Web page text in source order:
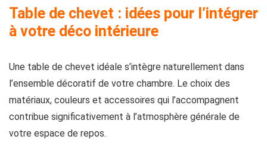
Table de chevet : idées pour l’intégrer
à votre déco intérieure
Une table de chevet idéale s’intègre naturellement dans
l’ensemble décoratif de votre chambre. Le choix des
matériaux, couleurs et accessoires qui l’accompagnent
contribue significativement à l’atmosphère générale de
votre espace de repos.